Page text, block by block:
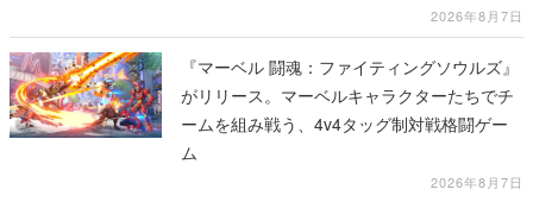
2026年8月7日
『マーベル 闘魂：ファイティングソウルズ』
がリリース。マーベルキャラクターたちでチ
ームを組み戦う、4v4タッグ制対戦格闘ゲー
ム
2026年8月7日